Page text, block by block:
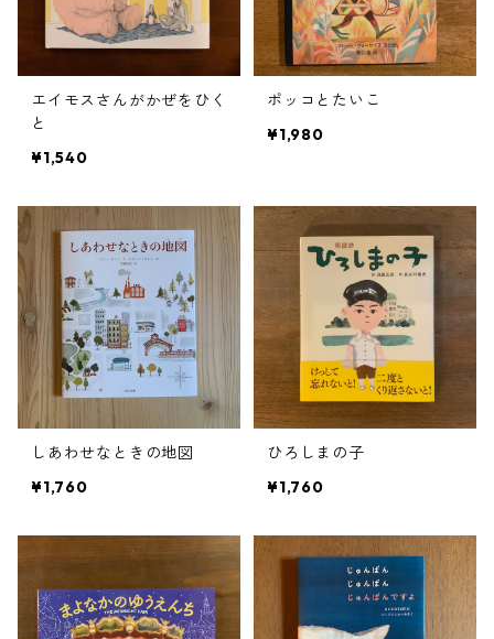
エイモスさんがかぜをひく
と
¥1,540
ポッコとたいこ
¥1,980
しあわせなときの地図
¥1,760
ひろしまの子
¥1,760